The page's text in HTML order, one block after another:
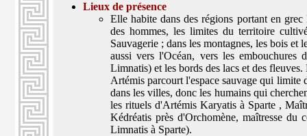
Lieux de présence
Elle habite dans des régions portant en
des hommes, les limites du territoire
Sauvagerie ; dans les montagnes, les bois et
aussi vers l'Océan, vers les embouchures
Limnatis) et les bords des lacs et des
Artémis parcourt l'espace sauvage qui limite
dans les villes, donc les humains qui
les rituels d'Artémis Karyatis à Sparte ,
Kédréatis près d'Orchomène, maîtresse du
Limnatis à Sparte).